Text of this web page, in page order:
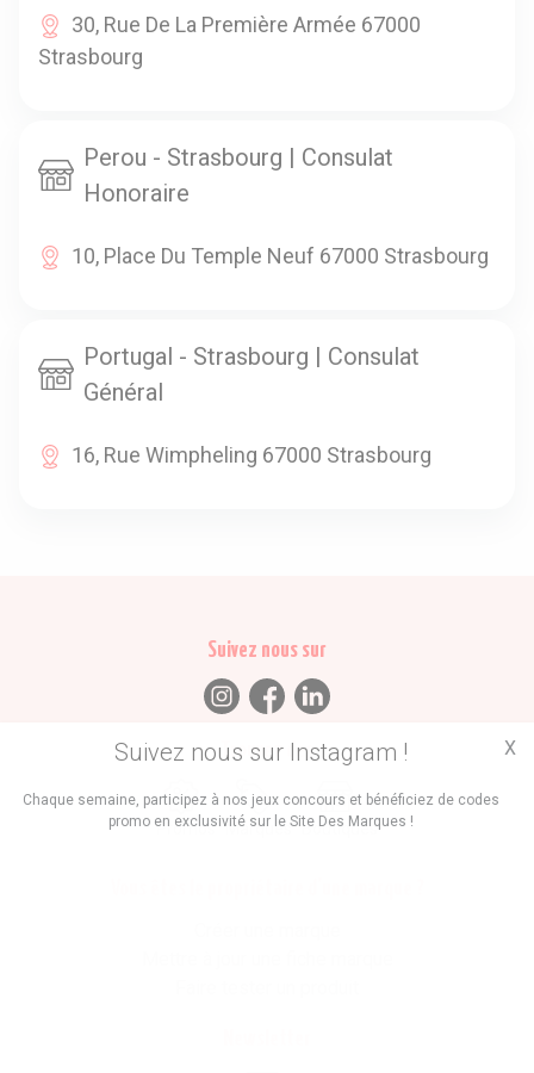
30, Rue De La Première Armée 67000
Strasbourg
Perou - Strasbourg | Consulat
Honoraire
10, Place Du Temple Neuf 67000 Strasbourg
Portugal - Strasbourg | Consulat
Général
16, Rue Wimpheling 67000 Strasbourg
Suivez nous sur Instagram !
Chaque semaine, participez à nos jeux concours et bénéficiez de codes
promo en exclusivité sur le Site Des Marques !
X
Suivez nous sur
Trouvez des
Promos Marques Boutiques